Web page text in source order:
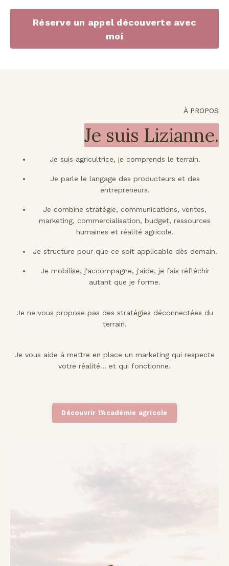
Réserve un appel découverte avec
moi
À PROPOS
Je suis Lizianne.
Je suis agricultrice, je comprends le terrain.
Je parle le langage des producteurs et des
entrepreneurs.
Je combine stratégie, communications, ventes,
marketing, commercialisation, budget, ressources
humaines et réalité agricole.
Je structure pour que ce soit applicable dès demain.
Je mobilise, j'accompagne, j'aide, je fais réfléchir
autant que je forme.
Je ne vous propose pas des stratégies déconnectées du
terrain.
Je vous aide à mettre en place un marketing qui respecte
votre réalité… et qui fonctionne.
Découvrir l'Académie agricole